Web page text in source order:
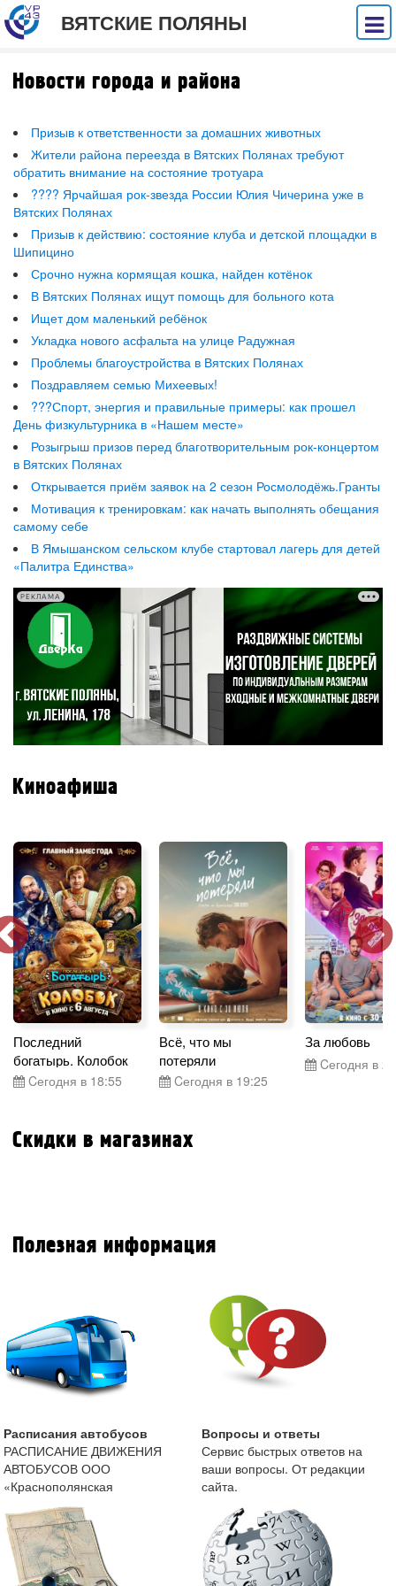
ВЯТСКИЕ ПОЛЯНЫ
Новости города и района
Призыв к ответственности за домашних животных
Жители района переезда в Вятских Полянах требуют
обратить внимание на состояние тротуара
???? Ярчайшая рок-звезда России Юлия Чичерина уже в
Вятских Полянах
Призыв к действию: состояние клуба и детской площадки в
Шипицино
Срочно нужна кормящая кошка, найден котёнок
В Вятских Полянах ищут помощь для больного кота
Ищет дом маленький ребёнок
Укладка нового асфальта на улице Радужная
Проблемы благоустройства в Вятских Полянах
Поздравляем семью Михеевых!
???Спорт, энергия и правильные примеры: как прошел
День физкультурника в «Нашем месте»
Розыгрыш призов перед благотворительным рок-концертом
в Вятских Полянах
Открывается приём заявок на 2 сезон Росмолодёжь.Гранты
Мотивация к тренировкам: как начать выполнять обещания
самому себе
В Ямышанском сельском клубе стартовал лагерь для детей
«Палитра Единства»
РЕКЛАМА
Киноафиша
Последний
богатырь. Колобок
Cегодня в 18:55
Всё, что мы
потеряли
Cегодня в 19:25
За любовь
Cегодня в
Скидки в магазинах
Полезная информация
Расписания автобусов
РАСПИСАНИЕ ДВИЖЕНИЯ
АВТОБУСОВ ООО
«Краснополянская
автоколонна» с 13 мая 2019
Вопросы и ответы
Сервис быстрых ответов на
ваши вопросы. От редакции
сайта.